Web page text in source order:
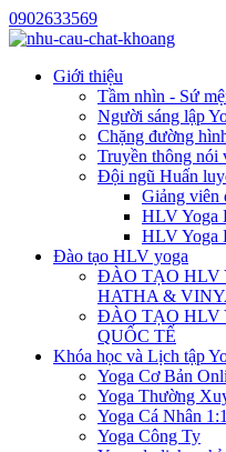
0902633569
Giới thiệu
Tầm nhìn - Sứ
Người sáng lập
Chặng đường
Truyền thông nói
Đội ngũ Huấn
Giảng viên
HLV Yoga
HLV Yoga
Đào tạo HLV yoga
ĐÀO TẠO HLV
HATHA &
ĐÀO TẠO HLV
QUỐC TẾ
Khóa học và Lịch tập
Yoga Cơ Bản
Yoga Thường
Yoga Cá Nhân 1:1
Yoga Công Ty